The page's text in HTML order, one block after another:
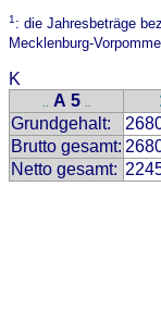
1: die Jahresbeträge
Mecklenburg-
K
.. A 5 ..
Grundgehalt:
Brutto gesamt:
Netto gesamt: